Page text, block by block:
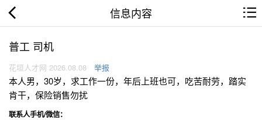
信息内容
普工 司机
花垣人才网 2026.08.08 举报
本人男，30岁，求工作一份，年后上班也可，吃苦耐劳，踏实
肯干，保险销售勿扰
联系人手机/微信：